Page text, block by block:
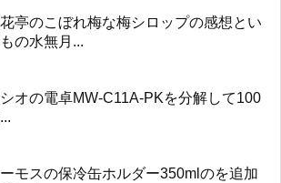
亭のこぼれ梅な梅シロップの感想とい
の水無月...
オの電卓MW-C11A-PKを分解して100
モスの保冷缶ホルダー350mlのを追加